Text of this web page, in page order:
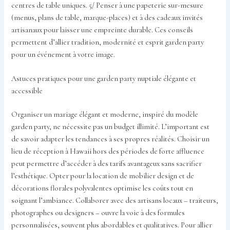
centres de table uniques. 5/ Penser à une papeterie sur-mesure
(menus, plans de table, marque-places) et à des cadeaux invités
artisanaux pour laisser une empreinte durable. Ces conseils
permettent d’allier tradition, modernité et esprit garden party
pour un événement à votre image.
Astuces pratiques pour une garden party nuptiale élégante et
accessible
Organiser un mariage élégant et moderne, inspiré du modèle
garden party, ne nécessite pas un budget illimité. L’important est
de savoir adapter les tendances à ses propres réalités. Choisir un
lieu de réception à Hawaii hors des périodes de forte affluence
peut permettre d’accéder à des tarifs avantageux sans sacrifier
l’esthétique. Opter pour la location de mobilier design et de
décorations florales polyvalentes optimise les coûts tout en
soignant l’ambiance. Collaborer avec des artisans locaux – traiteurs,
photographes ou designers – ouvre la voie à des formules
personnalisées, souvent plus abordables et qualitatives. Pour allier